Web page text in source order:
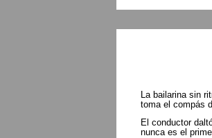
La bailarina sin
toma el compás
El conductor
nunca es el